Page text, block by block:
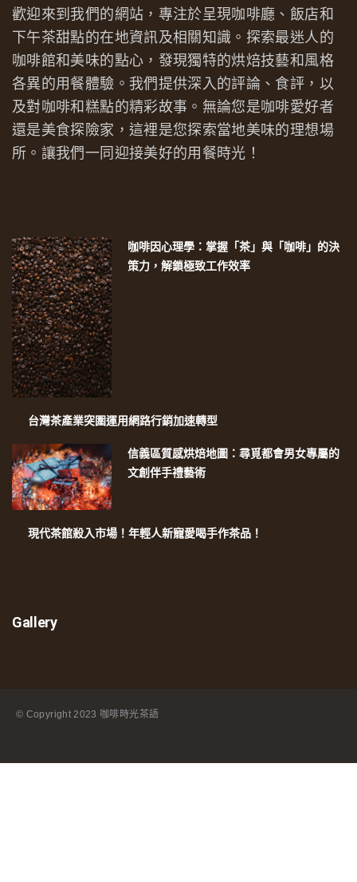
歡迎來到我們的網站，專注於呈現咖啡廳、飯店和
下午茶甜點的在地資訊及相關知識。探索最迷人的
咖啡館和美味的點心，發現獨特的烘焙技藝和風格
各異的用餐體驗。我們提供深入的評論、食評，以
及對咖啡和糕點的精彩故事。無論您是咖啡愛好者
還是美食探險家，這裡是您探索當地美味的理想場
所。讓我們一同迎接美好的用餐時光！
咖啡因心理學：掌握「茶」與「咖啡」的決
策力，解鎖極致工作效率
台灣茶產業突圍運用網路行銷加速轉型
信義區質感烘焙地圖：尋覓都會男女專屬的
文創伴手禮藝術
現代茶館殺入市場！年輕人新寵愛喝手作茶品！
Gallery
© Copyright2023 咖啡時光茶語